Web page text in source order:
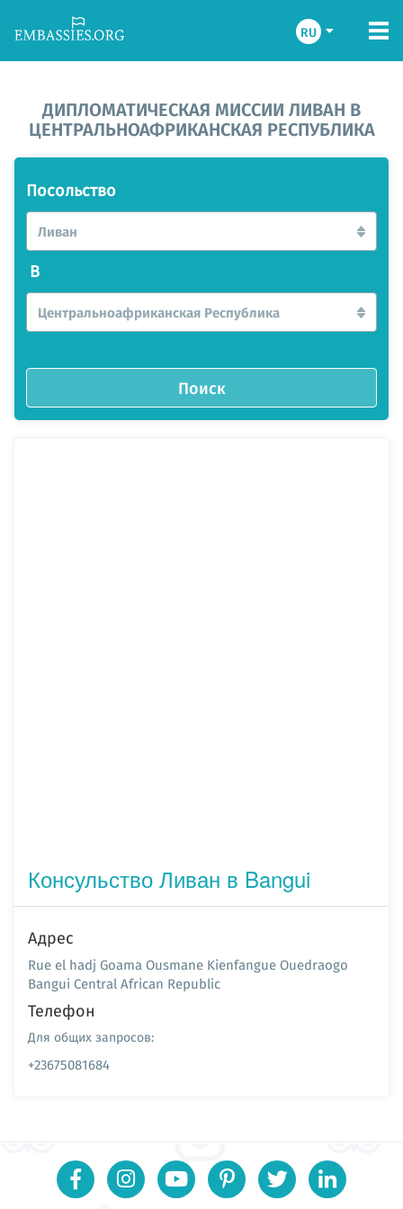
RU
ДИПЛОМАТИЧЕСКАЯ МИССИИ ЛИВАН В
ЦЕНТРАЛЬНОАФРИКАНСКАЯ РЕСПУБЛИКА
Посольство
Ливан
В
Центральноафриканская Республика
Поиск
Консульство Ливан в Bangui
Адрес
Rue el hadj Goama Ousmane Kienfangue Ouedraogo
Bangui Central African Republic
Телефон
Для общих запросов:
+23675081684